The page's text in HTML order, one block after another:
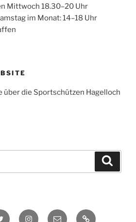
Mittwoch 18.30–20 Uhr
im Monat: 14–18 Uhr
die Sportschützen Hagelloch
Instagram
E- Impressum